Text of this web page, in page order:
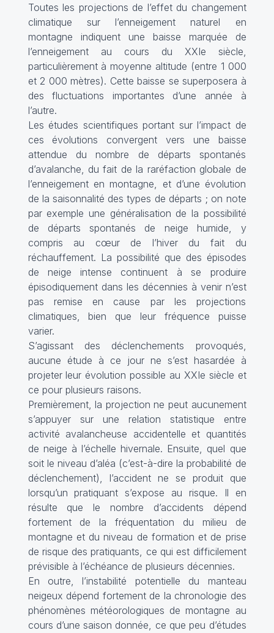
Toutes les projections de l’effet du changement
climatique sur l’enneigement naturel en
montagne indiquent une baisse marquée de
l’enneigement au cours du XXIe siècle,
particulièrement à moyenne altitude (entre 1 000
et 2 000 mètres). Cette baisse se superposera à
des fluctuations importantes d’une année à
l’autre.
Les études scientifiques portant sur l’impact de
ces évolutions convergent vers une baisse
attendue du nombre de départs spontanés
d’avalanche, du fait de la raréfaction globale de
l’enneigement en montagne, et d’une évolution
de la saisonnalité des types de départs ; on note
par exemple une généralisation de la possibilité
de départs spontanés de neige humide, y
compris au cœur de l’hiver du fait du
réchauffement. La possibilité que des épisodes
de neige intense continuent à se produire
épisodiquement dans les décennies à venir n’est
pas remise en cause par les projections
climatiques, bien que leur fréquence puisse
varier.
S’agissant des déclenchements provoqués,
aucune étude à ce jour ne s’est hasardée à
projeter leur évolution possible au XXIe siècle et
ce pour plusieurs raisons.
Premièrement, la projection ne peut aucunement
s’appuyer sur une relation statistique entre
activité avalancheuse accidentelle et quantités
de neige à l’échelle hivernale. Ensuite, quel que
soit le niveau d’aléa (c’est-à-dire la probabilité de
déclenchement), l’accident ne se produit que
lorsqu’un pratiquant s’expose au risque. Il en
résulte que le nombre d’accidents dépend
fortement de la fréquentation du milieu de
montagne et du niveau de formation et de prise
de risque des pratiquants, ce qui est difficilement
prévisible à l’échéance de plusieurs décennies.
En outre, l’instabilité potentielle du manteau
neigeux dépend fortement de la chronologie des
phénomènes météorologiques de montagne au
cours d’une saison donnée, ce que peu d’études